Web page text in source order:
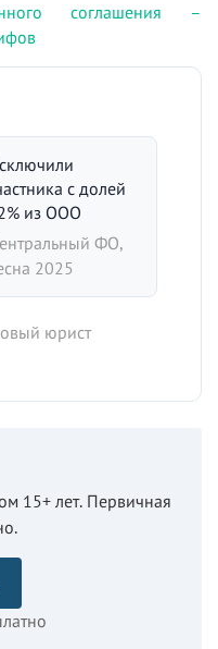
соглашения –
с долей
из ООО
ФО,
2025
юрист
15+ лет. Первичная